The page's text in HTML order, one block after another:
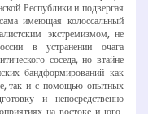
Республики и подвергая
имеющая колоссальный
экстремизмом, не
в устранении очага
соседа, но втайне
бандформирований как
так и с помощью опытных
и непосредственно
на востоке и юго­